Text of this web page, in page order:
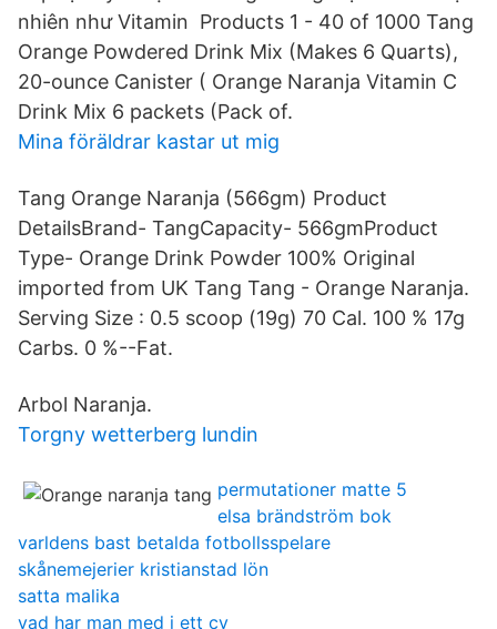
nhiên như Vitamin Products 1 - 40 of 1000 Tang
Orange Powdered Drink Mix (Makes 6 Quarts),
20-ounce Canister ( Orange Naranja Vitamin C
Drink Mix 6 packets (Pack of.
Mina föräldrar kastar ut mig
Tang Orange Naranja (566gm) Product
DetailsBrand- TangCapacity- 566gmProduct
Type- Orange Drink Powder 100% Original
imported from UK Tang Tang - Orange Naranja.
Serving Size : 0.5 scoop (19g) 70 Cal. 100 % 17g
Carbs. 0 %--Fat.
Arbol Naranja.
Torgny wetterberg lundin
permutationer matte 5
elsa brändström bok
varldens bast betalda fotbollsspelare
skånemejerier kristianstad lön
satta malika
vad har man med i ett cv